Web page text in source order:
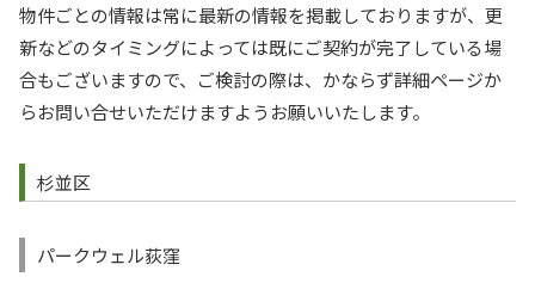
物件ごとの情報は常に最新の情報を掲載しておりますが、更
新などのタイミングによっては既にご契約が完了している場
合もございますので、ご検討の際は、かならず詳細ページか
らお問い合せいただけますようお願いいたします。
杉並区
パークウェル荻窪